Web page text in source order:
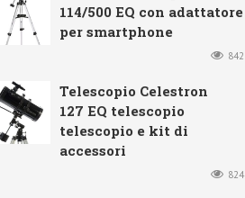
114/500 EQ con adattatore
per smartphone
842
Telescopio Celestron
127 EQ telescopio
telescopio e kit di
accessori
824